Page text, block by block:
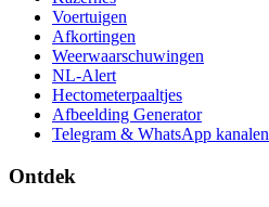
Voertuigen
Afkortingen
Weerwaarschuwingen
NL-Alert
Hectometerpaaltjes
Afbeelding Generator
Telegram & WhatsApp kanalen
Ontdek